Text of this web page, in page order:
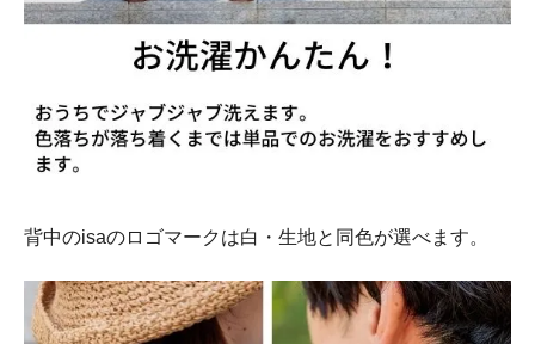
背中のisaのロゴマークは白・生地と同色が選べます。